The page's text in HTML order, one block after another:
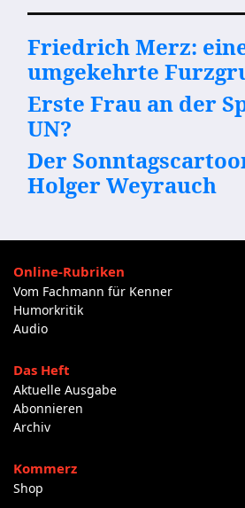
Friedrich Merz:
umgekehrte
Erste Frau an der
UN?
Der
Holger Weyrauch
Online-Rubriken
Vom Fachmann für Kenner
Humorkritik
Audio
Das Heft
Aktuelle Ausgabe
Abonnieren
Archiv
Kommerz
Shop